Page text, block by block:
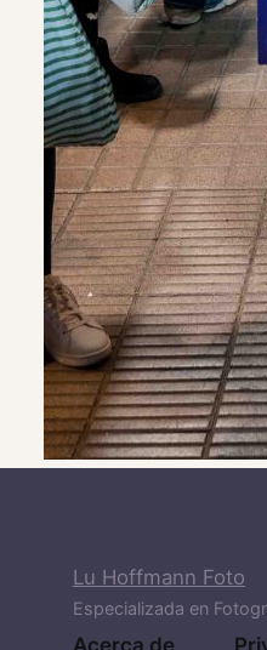
Lu Hoffmann Foto
Especializada en